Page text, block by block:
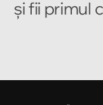
și fii primul